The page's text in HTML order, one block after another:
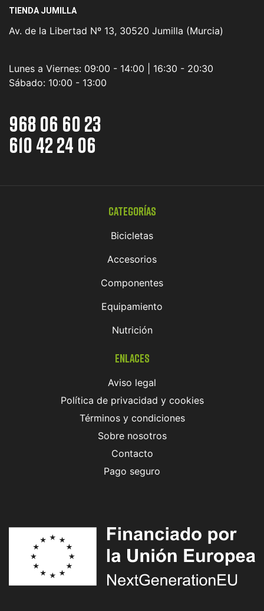
TIENDA JUMILLA
Av. de la Libertad Nº 13, 30520 Jumilla (Murcia)
Lunes a Viernes: 09:00 - 14:00 | 16:30 - 20:30
Sábado: 10:00 - 13:00
968 06 60 23
610 42 24 06
Categorías
Bicicletas
Accesorios
Componentes
Equipamiento
Nutrición
Enlaces
Aviso legal
Política de privacidad y cookies
Términos y condiciones
Sobre nosotros
Contacto
Pago seguro